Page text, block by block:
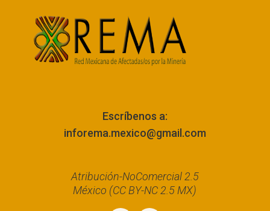
Escríbenos a:
inforema.mexico@gmail.com
Atribución-NoComercial 2.5
México (CC BY-NC 2.5 MX)